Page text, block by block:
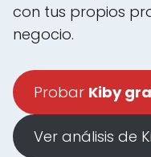
con tus propios
negocio.
Probar Kiby
Ver análisis de